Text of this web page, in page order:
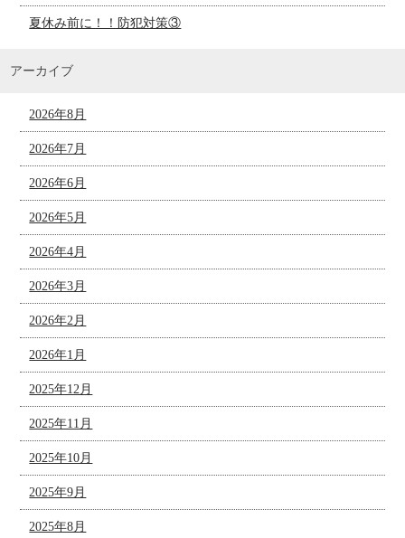
夏休み前に！！防犯対策③
アーカイブ
2026年8月
2026年7月
2026年6月
2026年5月
2026年4月
2026年3月
2026年2月
2026年1月
2025年12月
2025年11月
2025年10月
2025年9月
2025年8月